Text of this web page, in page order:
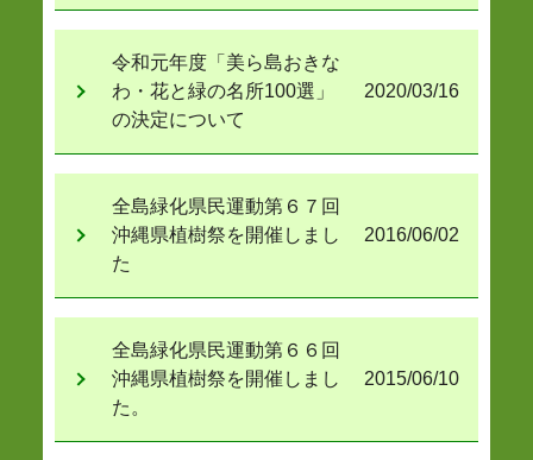
令和元年度「美ら島おきな
わ・花と緑の名所100選」
の決定について
2020/03/16
全島緑化県民運動第６７回
沖縄県植樹祭を開催しまし
た
2016/06/02
全島緑化県民運動第６６回
沖縄県植樹祭を開催しまし
た。
2015/06/10